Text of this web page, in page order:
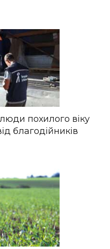
похилого віку
благодійників